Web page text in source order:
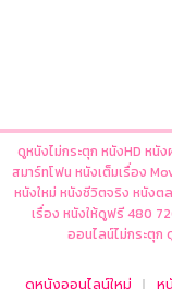
ดูหนังไม่กระตุก หนังHD หนั
สมาร์ทโฟน หนังเต็มเรื่อง
หนังใหม่ หนังชีวิตจริง หนังต
เรื่อง หนังให้ดูฟรี 480
ออนไลน์ไม่กระตุก
ดูหนังออนไลน์ใหม่ ห